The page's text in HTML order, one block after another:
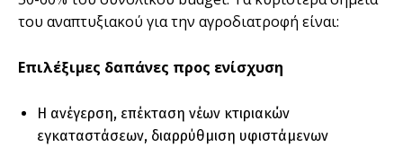
του αναπτυξιακού για την αγροδιατροφή είναι:
Επιλέξιµες δαπάνες προς ενίσχυση
Η ανέγερση, επέκταση νέων κτιριακών
εγκαταστάσεων, διαρρύθµιση υφιστάµενων